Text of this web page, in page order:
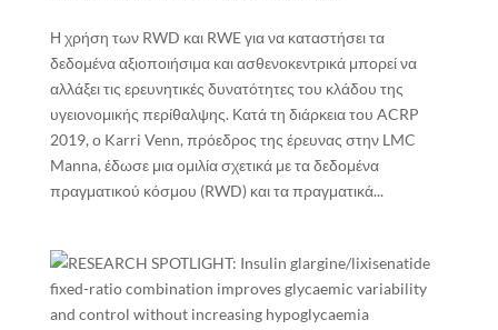
Η χρήση των RWD και RWE για να καταστήσει τα
δεδομένα αξιοποιήσιμα και ασθενοκεντρικά μπορεί να
αλλάξει τις ερευνητικές δυνατότητες του κλάδου της
υγειονομικής περίθαλψης. Κατά τη διάρκεια του ACRP
2019, ο Karri Venn, πρόεδρος της έρευνας στην LMC
Manna, έδωσε μια ομιλία σχετικά με τα δεδομένα
πραγματικού κόσμου (RWD) και τα πραγματικά...